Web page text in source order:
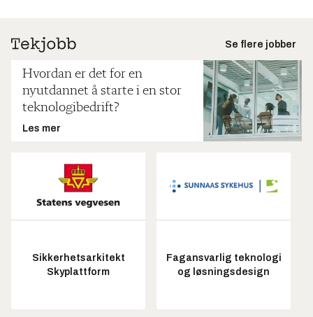
Se flere jobber
Hvordan er det for en
nyutdannet å starte i en stor
teknologibedrift?
Les mer
Sikkerhetsarkitekt
Skyplattform
Fagansvarlig teknologi
og løsningsdesign